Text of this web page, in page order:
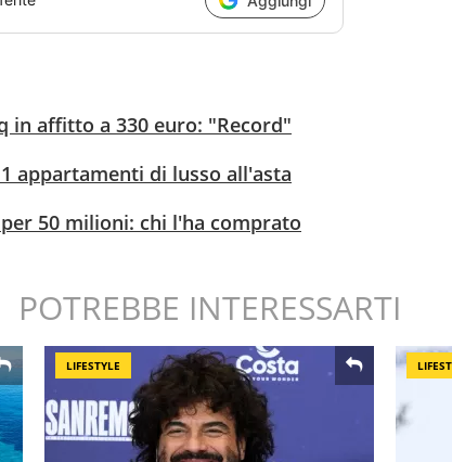
in affitto a 330 euro: "Record"
appartamenti di lusso all'asta
50 milioni: chi l'ha comprato
POTREBBE INTERESSARTI
LIFESTYLE